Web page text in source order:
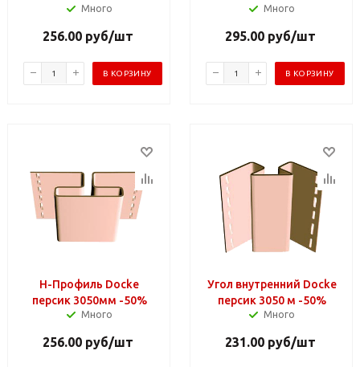
Много
256.00руб/шт
В КОРЗИНУ
Много
295.00руб/шт
В КОРЗИНУ
Н-Профиль Docke
персик 3050мм -50%
Много
256.00руб/шт
Угол внутренний Docke
персик 3050 м -50%
Много
231.00руб/шт